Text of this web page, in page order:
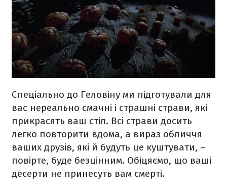
Спеціально до Геловіну ми підготували для
вас нереально смачні і страшні страви, які
прикрасять ваш стіл. Всі страви досить
легко повторити вдома, а вираз обличчя
ваших друзів, які й будуть це куштувати, –
повірте, буде безцінним. Обіцяємо, що ваші
десерти не принесуть вам смерті.